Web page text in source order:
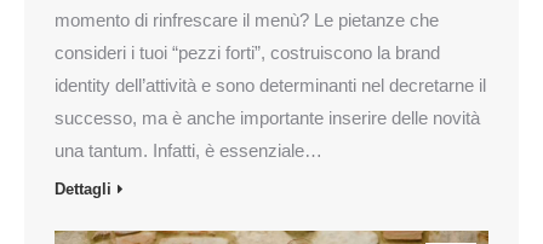
momento di rinfrescare il menù? Le pietanze che
consideri i tuoi “pezzi forti”, costruiscono la brand
identity dell’attività e sono determinanti nel decretarne il
successo, ma è anche importante inserire delle novità
una tantum. Infatti, è essenziale…
Dettagli